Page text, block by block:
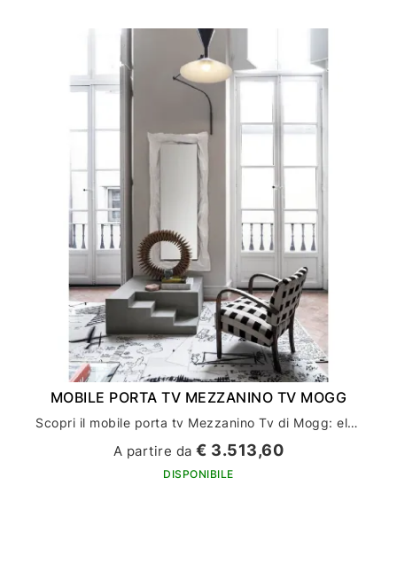
MOBILE PORTA TV MEZZANINO TV MOGG
Scopri il mobile porta tv Mezzanino Tv di Mogg: eleganza e funzionalità per il tuo arredamento casa
A partire da€ 3.513,60
DISPONIBILE